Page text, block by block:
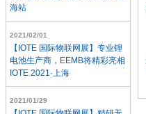
海站
2021/02/01
【IOTE 国际物联网展】专业锂
电池生产商，EEMB将精彩亮相
IOTE 2021·上海
2021/01/29